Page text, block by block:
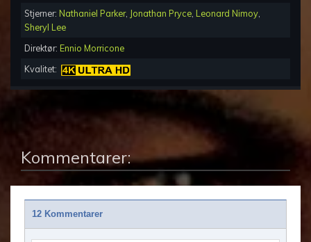
Stjerner: Nathaniel Parker, Jonathan Pryce Leonard Nimoy
Sheryl Lee
Direktør: Ennio Morricone
Kvalitet:
Kommentarer:
12 Kommentarer